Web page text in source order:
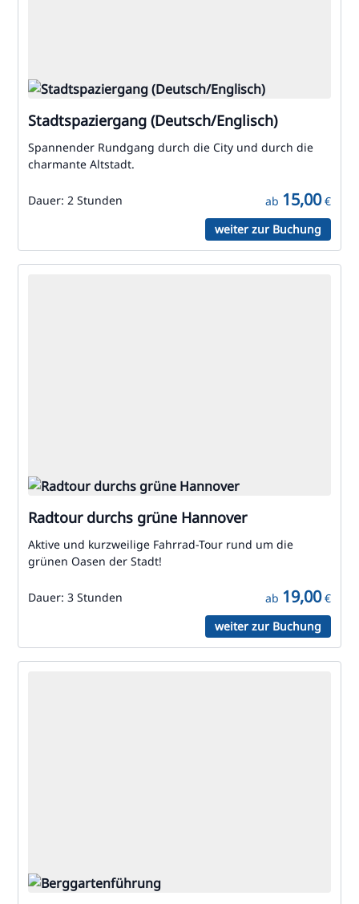
Stadtspaziergang (Deutsch/Englisch)
Spannender Rundgang durch die City und durch die
charmante Altstadt.
Dauer: 2 Stunden ab 15,00€
weiter zur Buchung
Radtour durchs grüne Hannover
Aktive und kurzweilige Fahrrad-Tour rund um die
grünen Oasen der Stadt!
Dauer: 3 Stunden ab 19,00€
weiter zur Buchung